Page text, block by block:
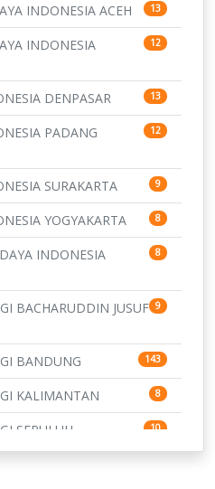
INDONESIA ACEH 13
INDONESIA
12
DENPASAR 13
PADANG
12
SURAKARTA 9
YOGYAKARTA 8
INDONESIA
8
BACHARUDDIN JUSUF 9
BANDUNG 143
KALIMANTAN 8
SEPULUH
10